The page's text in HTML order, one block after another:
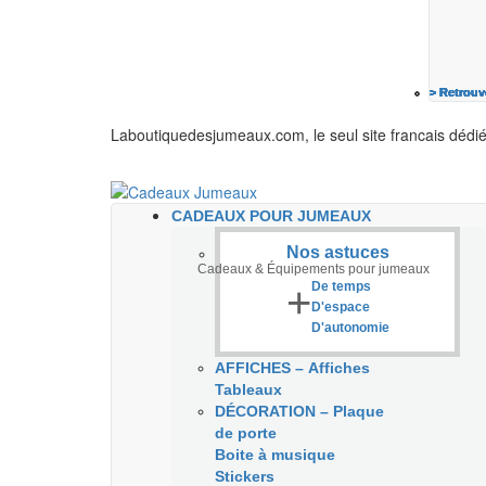
>
>
>
>
>
>
>
Laboutiquedesjumeaux.com, le seul site francais
Cadeaux & Équipements pour jumeaux
CADEAUX POUR JUMEAUX
Nos astuces
+ De temps
D'espace
D'autonomie
AFFICHES – Affiches
Tableaux
DÉCORATION – Plaque
de porte
Boite à musique
Stickers